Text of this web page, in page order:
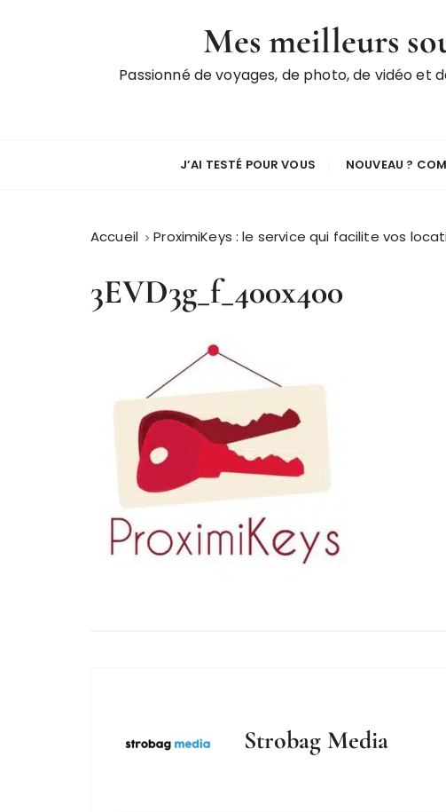
Mes meilleurs
Passionné de voyages, de photo, de vidéo
J’AI TESTÉ POUR VOUS NOUVEAU ?
Accueil ProximiKeys : le service qui facilite vos
3EVD3g_f_400x400
Strobag Media